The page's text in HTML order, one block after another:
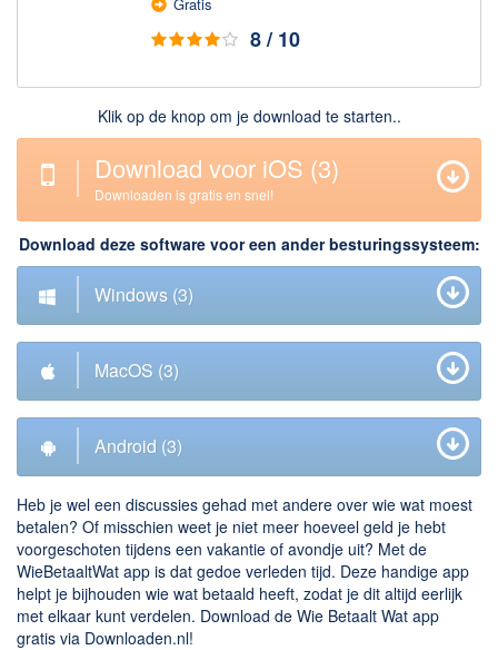
Nieuwslezers (Downloaden via usenet)
Computer opschonen
Productiviteit
Adresboek en contacten
Planning en organisatie
Tekst en Administratie
Overige
Algemeen
Chatten en bellen
Dating apps
Parkeer apps
Rar en Zip (Compressie - Unzip)
Shopping
8 / 10
Klik op de knop om je download te starten..
Download voor iOS (2)
Downloaden is gratis en snel!
Download deze software voor een ander besturingssysteem:
Windows (2)
MacOS (2)
Android (2)
Heb je wel een discussies gehad met andere over wie wat moest
betalen? Of misschien weet je niet meer hoeveel geld je hebt
voorgeschoten tijdens een vakantie of avondje uit? Met de
WieBetaaltWat app is dat gedoe verleden tijd. Deze handige app
helpt je bijhouden wie wat betaald heeft, zodat je dit altijd eerlijk
met elkaar kunt verdelen. Download de Wie Betaalt Wat app
gratis via Downloaden.nl!